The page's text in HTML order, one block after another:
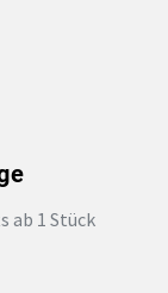
ab 1 Stück